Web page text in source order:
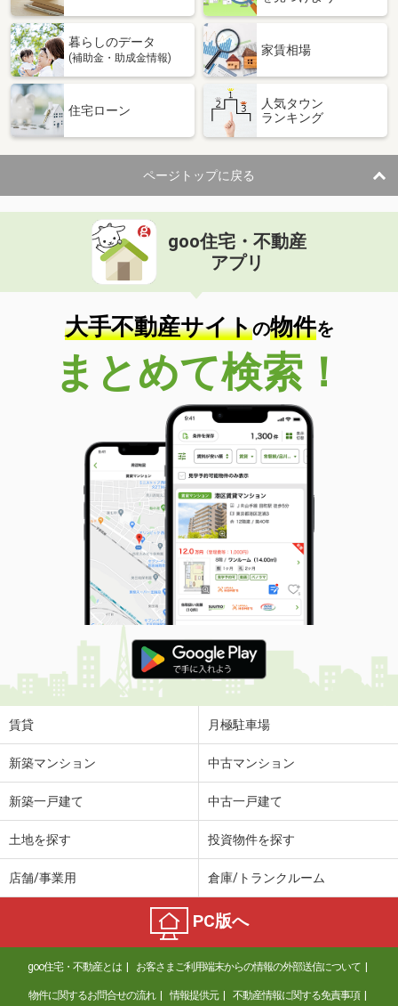
暮らしのデータ
(補助金・助成金情報)
家賃相場
住宅ローン
人気タウン
ランキング
ページトップに戻る
goo住宅・不動産
アプリ
大手不動産サイトの物件を
まとめて検索！
賃貸 月極駐車場
新築マンション 中古マンション
新築一戸建て 中古一戸建て
土地を探す 投資物件を探す
店舗/事業用 倉庫/トランクルーム
PC版へ
goo住宅・不動産とは お客さまご利用端末からの情報の外部送信について
物件に関するお問合せの流れ 情報提供元 不動産情報に関する免責事項